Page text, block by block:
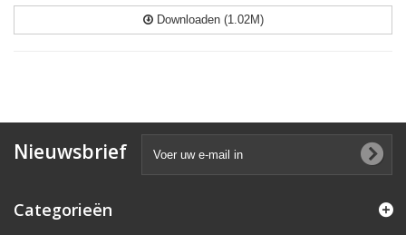
Downloaden (1.02M)
Nieuwsbrief
Categorieën